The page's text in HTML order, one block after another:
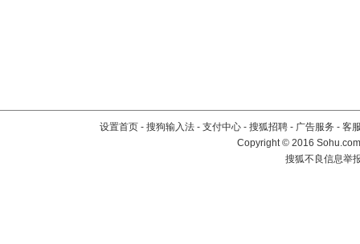
设置首页 - 搜狗输入法 - 支付中心 - 搜狐招聘 - 广告服务 - 客
Copyright©2016
搜狐不良信息举